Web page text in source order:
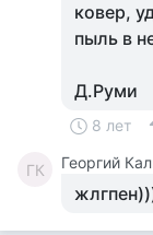
ковер,
пыль в
Д.Руми
8 лет
ГК Георгий